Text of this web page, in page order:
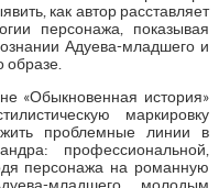
как автор расставляет
персонажа, показывая
Адуева-младшего и
образе.
«Обыкновенная история»
маркировку
проблемные линии в
профессиональной,
персонажа на романную
младшего молодым